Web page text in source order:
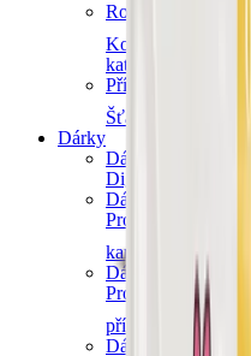
Rostlinné nápoje
Kombucha
kategorie
Přírodní vody a
Šťávy
Dárky
Dárkové poukazy
Digitální dárkový
Dárky pro muže
Pro tátu
kamaráda
Dárky pro ženy
Pro maminkuPro
přítelkyni
Pro
Dárky pro děti